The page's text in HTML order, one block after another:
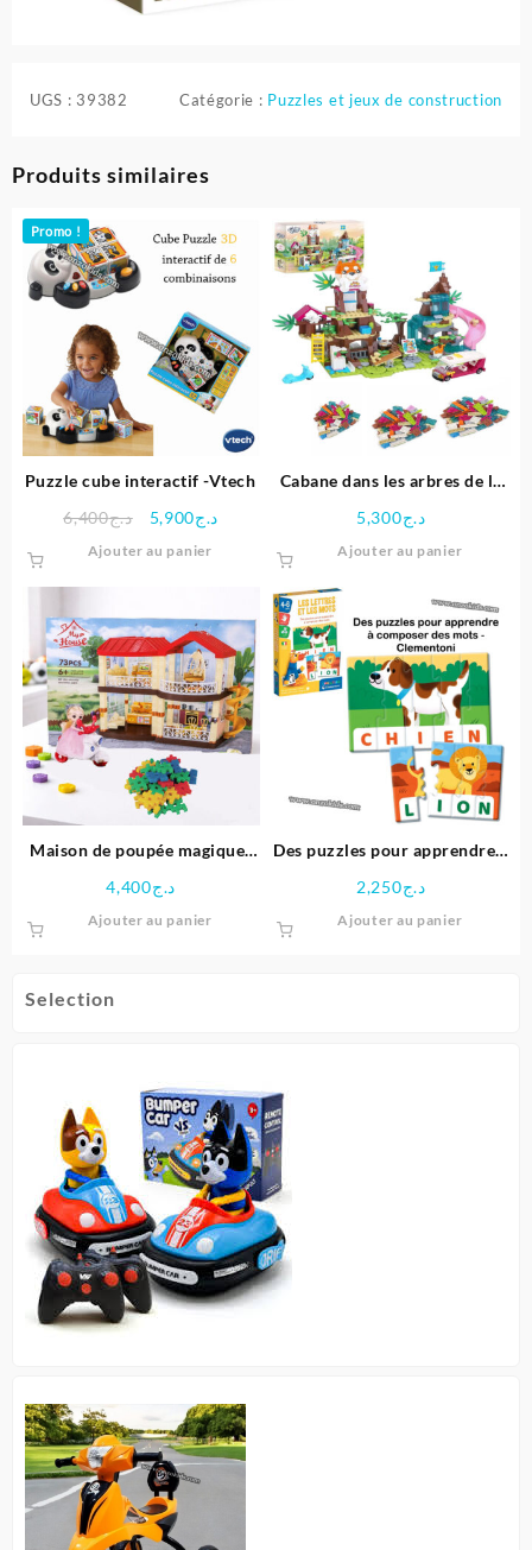
Selection
UGS : 39382 Catégorie : Puzzles et jeux de construction
Produits similaires
Promo !
Puzzle cube interactif -Vtech
د.ج6,400
Le
د.ج6,400.
د.ج5,900
د.ج5,900.
Ajouter au panier
Cabane dans les arbres de la
construction
د.ج5,300
Ajouter au panier
Maison de poupée magique-
د.ج4,400
Ajouter au panier
Des puzzles pour apprendre à
Clementoni
د.ج2,250
Ajouter au panier